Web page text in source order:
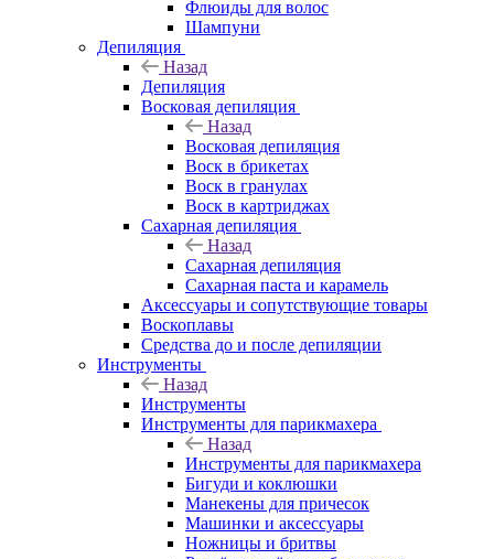
Флюиды для волос
Шампуни
Депиляция
Назад
Депиляция
Восковая депиляция
Назад
Восковая депиляция
Воск в брикетах
Воск в гранулах
Воск в картриджах
Сахарная депиляция
Назад
Сахарная депиляция
Сахарная паста и карамель
Аксессуары и сопутствующие товары
Воскоплавы
Средства до и после депиляции
Инструменты
Назад
Инструменты
Инструменты для парикмахера
Назад
Инструменты для парикмахера
Бигуди и коклюшки
Манекены для причесок
Машинки и аксессуары
Ножницы и бритвы